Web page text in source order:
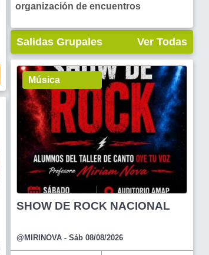
organización de encuentros
Salidas Grupales Ver Todas
Música
SHOW DE ROCK NACIONAL
@MIRINOVA- Sáb 08/08/2026